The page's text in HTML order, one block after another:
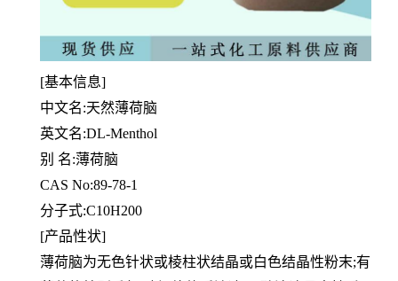
[基本信息]
中文名:天然薄荷脑
英文名:DL-Menthol
别 名:薄荷脑
CAS No:89-78-1
分子式:C10H200
[产品性状]
薄荷脑为无色针状或棱柱状结晶或白色结晶性粉末;有